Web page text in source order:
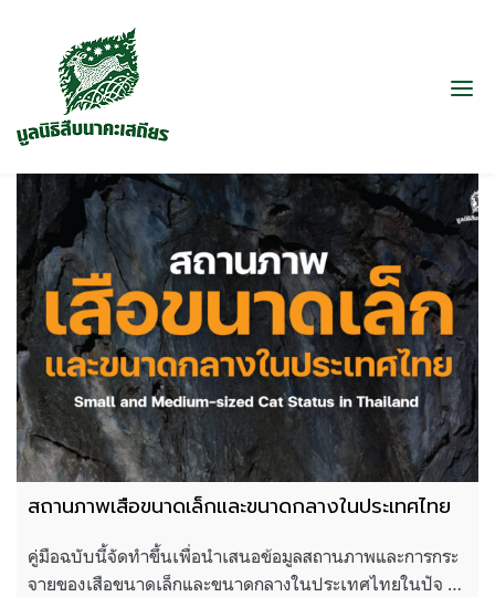
สถานภาพเสือขนาดเล็กและขนาดกลางในประเทศไทย
คู่มือฉบับนี้จัดทำขึ้นเพื่อนำเสนอข้อมูลสถานภาพและการกระ
จายของเสือขนาดเล็กและขนาดกลางในประเทศไทยในปัจ …